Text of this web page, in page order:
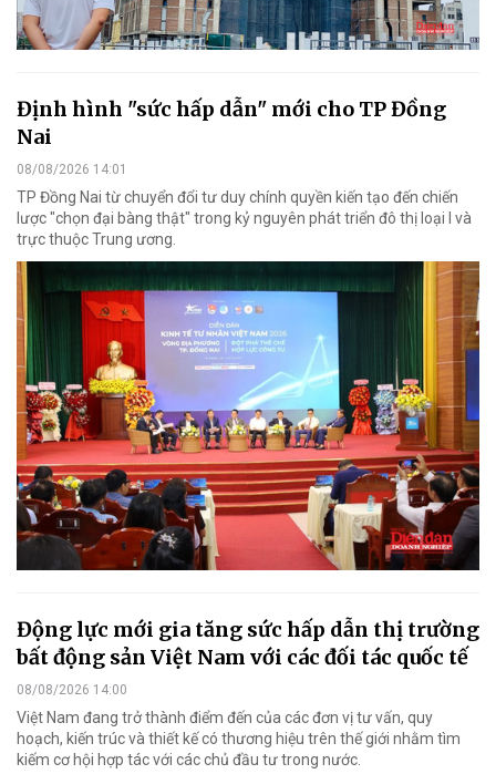
Định hình "sức hấp dẫn" mới cho TP Đồng
Nai
08/08/2026 14:01
TP Đồng Nai từ chuyển đổi tư duy chính quyền kiến tạo đến chiến
lược "chọn đại bàng thật" trong kỷ nguyên phát triển đô thị loại I và
trực thuộc Trung ương.
Động lực mới gia tăng sức hấp dẫn thị trường
bất động sản Việt Nam với các đối tác quốc tế
08/08/2026 14:00
Việt Nam đang trở thành điểm đến của các đơn vị tư vấn, quy
hoạch, kiến trúc và thiết kế có thương hiệu trên thế giới nhằm tìm
kiếm cơ hội hợp tác với các chủ đầu tư trong nước.